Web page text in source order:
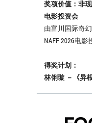
奖项价值：非
电影投资会
由富川国际奇
NAFF 2026电影
得奖计划：
林俐璇 －《异